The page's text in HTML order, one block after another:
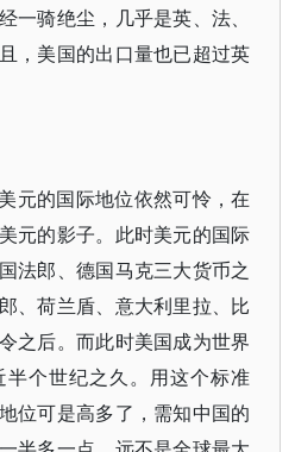
一骑绝尘，几乎是英、法、
，美国的出口量也已超过英
元的国际地位依然可怜，在
元的影子。此时美元的国际
法郎、德国马克三大货币之
、荷兰盾、意大利里拉、比
之后。而此时美国成为世界
个世纪之久。用这个标准
位可是高多了，需知中国的